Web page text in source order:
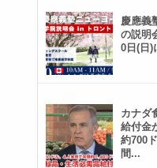
慶應義
の説明
0日(日)
カナダ
給付金
約700
間...